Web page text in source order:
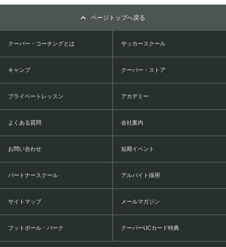
ページトップへ戻る
クーバー・コーチングとは サッカースクール
キャンプ クーバー・ストア
プライベートレッスン アカデミー
よくある質問 会社案内
お問い合わせ 短期イベント
パートナースクール アルバイト採用
サイトマップ メールマガジン
フットボール・パーク クーバーUCカード特典